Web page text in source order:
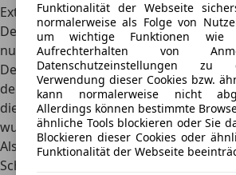
Exterieur
Der auf dem Mazda 323 basierende
nur dessen technische Ausrüstung,
Details der Karosseriebauform
der Benziner nur als Stufenheck
die Schrägheck-Variante hinzu. Bei
wurde zudem die Front modernisiert.
Als Standardfarben standen
Schwarz
Funktionalität der Webseite
normalerweise als Folge von
um wichtige Funktionen
Aufrechterhalten von
Datenschutzeinstellungen zu
Verwendung dieser Cookies bzw.
kann normalerweise nicht
Allerdings können bestimmte
ähnliche Tools blockieren oder Sie
Blockieren dieser Cookies oder
Funktionalität der Webseite